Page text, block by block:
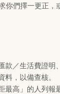
你們擇一更正，
款／生活費證明
料，以備查核。
最高」的人列報